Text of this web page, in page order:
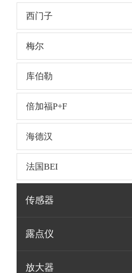
西门子
梅尔
库伯勒
倍加福P+F
海德汉
法国BEI
传感器
露点仪
放大器